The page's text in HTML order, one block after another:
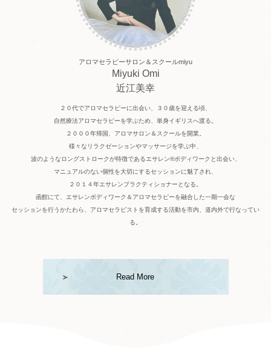
アロマセラピーサロン＆スクールmiyu
Miyuki Omi
近江美幸
２０代でアロマセラピーに出会い、３０歳を迎える頃、
自然療法アロマセラピーを学ぶため、単身イギリスへ渡る。
２０００年帰国、アロマサロン＆スクールを開業。
様々なリラクゼーションやマッサージを学ぶ中、
波のようなロングストロークが特徴であるエサレン®️ボディワークと出会い、
マニュアルのない個性を大切にするセッションに魅了され、
２０１４年エサレンプラクティショナーとなる。
函館にて、エサレンボディワーク＆アロマセラピーを融合した一期一会な
セッションを行うかたわら、アロマセラピストを育成する活動を市内、道内外で行なってい
る。
Read More